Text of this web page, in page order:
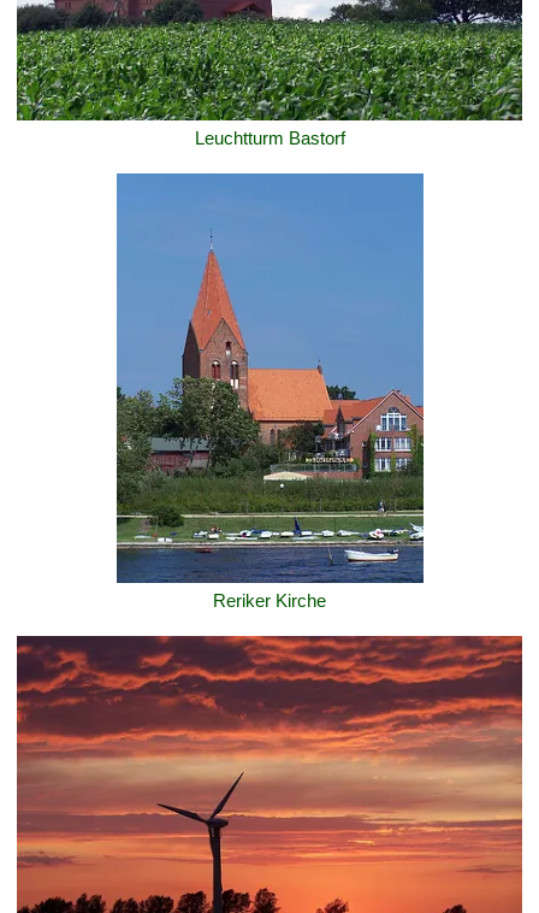
Leuchtturm Bastorf
Reriker Kirche